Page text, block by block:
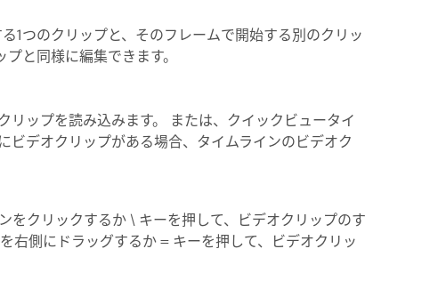
1つのクリップと、そのフレームで開始する別のクリッ
と同様に編集できます。
リップを読み込みます。 または、クイックビュータイ
デオクリップがある場合、タイムラインのビデオク
をクリックするか \ キーを押して、ビデオクリップのす
右側にドラッグするか = キーを押して、ビデオクリッ